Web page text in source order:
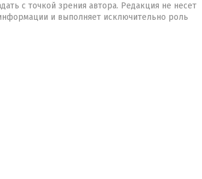
с точкой зрения автора. Редакция не несет
и выполняет исключительно роль